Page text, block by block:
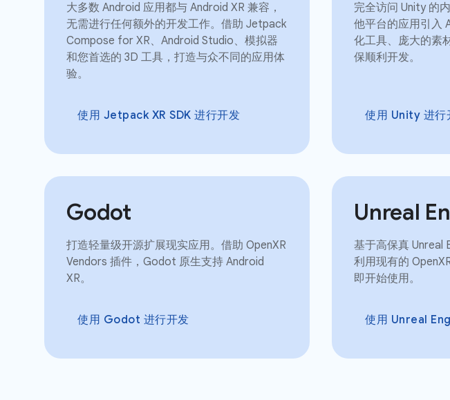
大多数 Android 应用都与 Android XR 兼容，
无需进行任何额外的开发工作。借助 Jetpack
Compose for XR、Android Studio、模拟器
和您首选的 3D 工具，打造与众不同的应用体
验。
使用 Jetpack XR SDK 进行开发
完全访问 Unity 的
他平台的应用引入
化工具、庞大的素
保顺利开发。
使用 Unity 进行
Godot
打造轻量级开源扩展现实应用。借助 OpenXR
Vendors 插件，Godot 原生支持 Android
XR。
使用 Godot 进行开发
Unreal
基于高保真 Unreal
利用现有的
即开始使用。
使用 Unreal